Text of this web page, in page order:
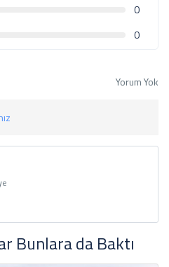
0
0
Yorum Yok
Bunlara da Baktı